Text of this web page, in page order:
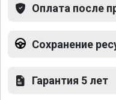
Оплата после
Сохранение
Гарантия 5 лет